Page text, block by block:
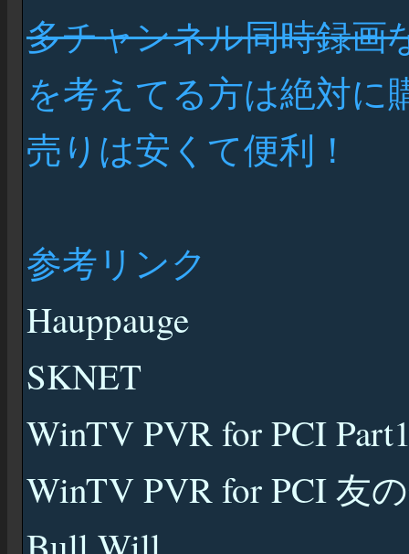
多チャンネル同時録画
を考えてる方は絶対に
売りは安くて便利！
参考リンク
Hauppauge
SKNET
WinTV PVR for PCI
WinTV PVR for PCI 友